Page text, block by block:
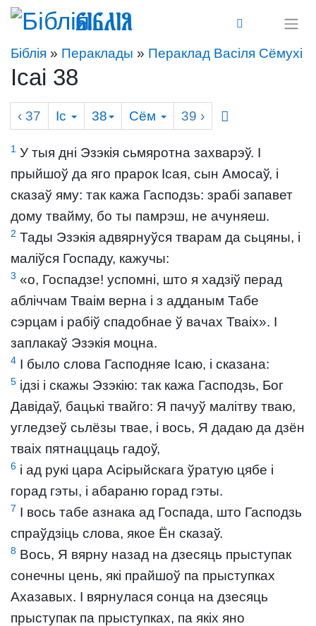
Біблія
Біблія » Пераклады » Пераклад Васіля Сёмухі
Ісаі 38
‹ 37 Іс 38 Сём 39 ›
1 У тыя дні Эзэкія сьмяротна захварэў. І
прыйшоў да яго прарок Ісая, сын Амосаў, і
сказаў яму: так кажа Гасподзь: зрабі запавет
дому твайму, бо ты памрэш, не ачуняеш.
2 Тады Эзэкія адвярнуўся тварам да сьцяны, і
маліўся Госпаду, кажучы:
3 «о, Госпадзе! успомні, што я хадзіў перад
абліччам Тваім верна і з адданым Табе
сэрцам і рабіў спадобнае ў вачах Тваіх». І
заплакаў Эзэкія моцна.
4 І было слова Гасподняе Ісаю, і сказана:
5 ідзі і скажы Эзэкію: так кажа Гасподзь, Бог
Давідаў, бацькі твайго: Я пачуў малітву тваю,
угледзеў сьлёзы твае, і вось, Я дадаю да дзён
тваіх пятнаццаць гадоў,
6 і ад рукі цара Асірыйскага ўратую цябе і
горад гэты, і абараню горад гэты.
7 І вось табе азнака ад Госпада, што Гасподзь
спраўдзіць слова, якое Ён сказаў.
8 Вось, Я вярну назад на дзесяць прыступак
сонечны цень, які прайшоў па прыступках
Ахазавых. І вярнулася сонца на дзесяць
прыступак па прыступках, па якіх яно